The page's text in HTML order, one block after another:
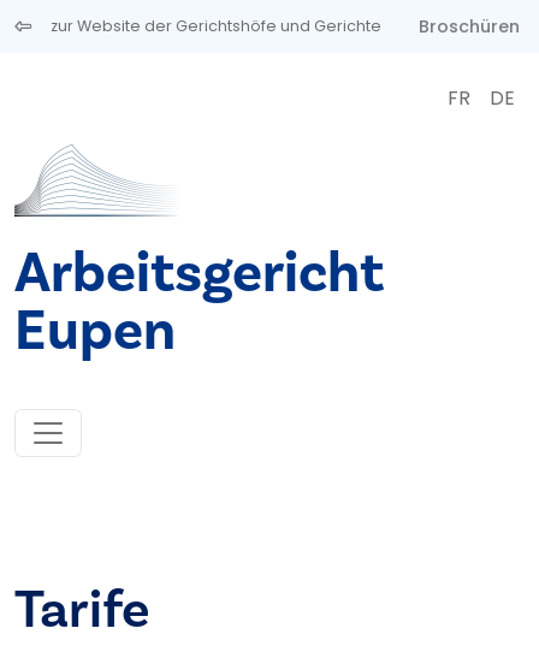
Direkt zum Inhalt
zur Website der Gerichtshöfe und Gerichte Broschüren
FR DE
Arbeitsgericht
Eupen
Tarife